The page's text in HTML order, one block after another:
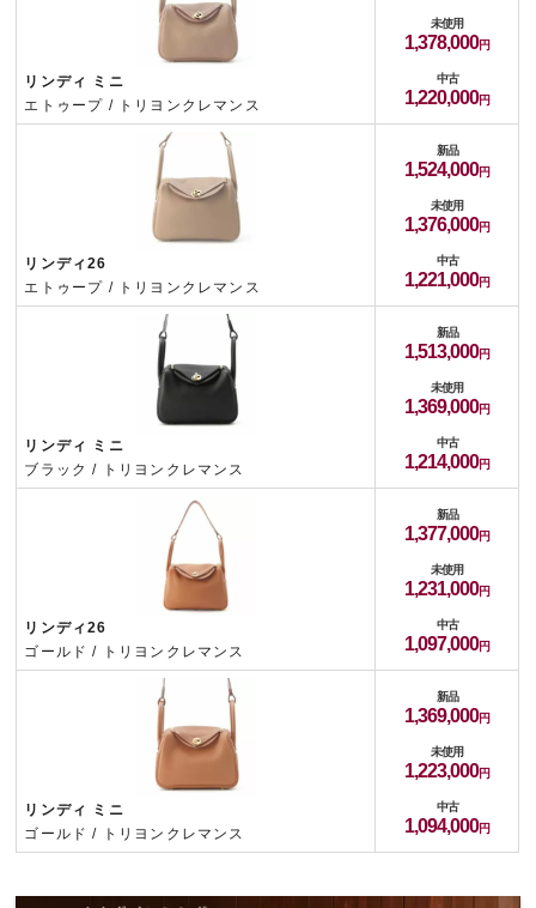
リンディ ミニ
エトゥープ / トリヨンクレマンス
未使用
1,378,000
中古
1,220,000
リンディ26
エトゥープ / トリヨンクレマンス
新品
1,524,000
未使用
1,376,000
中古
1,221,000
リンディ ミニ
ブラック / トリヨンクレマンス
新品
1,513,000
未使用
1,369,000
中古
1,214,000
リンディ26
ゴールド / トリヨンクレマンス
新品
1,377,000
未使用
1,231,000
中古
1,097,000
リンディ ミニ
ゴールド / トリヨンクレマンス
新品
1,369,000
未使用
1,223,000
中古
1,094,000